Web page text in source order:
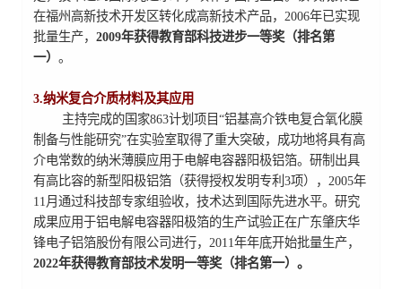
在福州高新技术开发区转化成高新技术产品，2006年已实现
批量生产， 2009年获得教育部科技进步一等奖（排名第
一） 。
3.纳米复合介质材料及其应用
主持完成的国家863计划项目“铝基高介铁电复合氧化膜
制备与性能研究”在实验室取得了重大突破，成功地将具有高
介电常数的纳米薄膜应用于电解电容器阳极铝箔。研制出具
有高比容的新型阳极铝箔（获得授权发明专利3项），2005年
11月通过科技部专家组验收，技术达到国际先进水平。研究
成果应用于铝电解电容器阳极箔的生产试验正在广东肇庆华
锋电子铝箔股份有限公司进行，2011年年底开始批量生产，
2022年获得教育部技术发明一等奖（排名第一）。